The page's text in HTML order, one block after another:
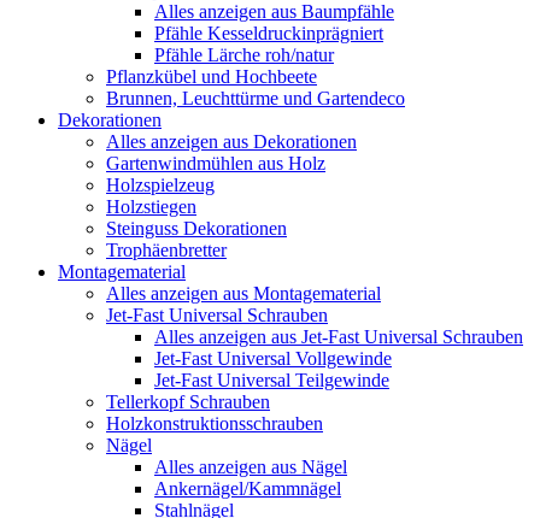
Alles anzeigen aus Baumpfähle
Pfähle Kesseldruckinprägniert
Pfähle Lärche roh/natur
Pflanzkübel und Hochbeete
Brunnen, Leuchttürme und Gartendeco
Dekorationen
Alles anzeigen aus Dekorationen
Gartenwindmühlen aus Holz
Holzspielzeug
Holzstiegen
Steinguss Dekorationen
Trophäenbretter
Montagematerial
Alles anzeigen aus Montagematerial
Jet-Fast Universal Schrauben
Alles anzeigen aus Jet-Fast Universal Schrauben
Jet-Fast Universal Vollgewinde
Jet-Fast Universal Teilgewinde
Tellerkopf Schrauben
Holzkonstruktionsschrauben
Nägel
Alles anzeigen aus Nägel
Ankernägel/Kammnägel
Stahlnägel